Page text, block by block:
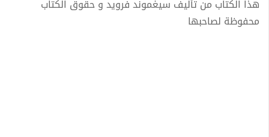
هذا الكتاب من تأليف سيغموند فرويد و حقوق الكتاب
محفوظة لصاحبها